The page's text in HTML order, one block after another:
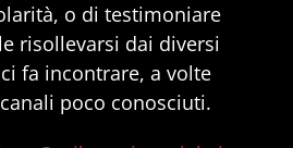
o di testimoniare
risollevarsi dai diversi
fa incontrare, a volte
poco conosciuti.